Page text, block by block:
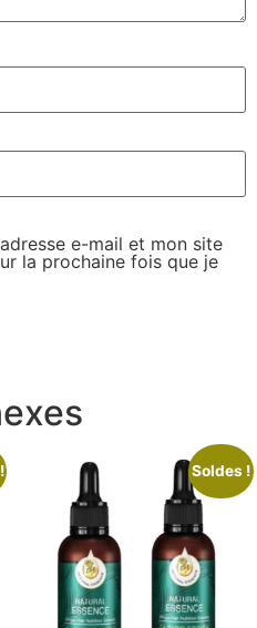
e-mail et mon site
la prochaine fois que je
Soldes !